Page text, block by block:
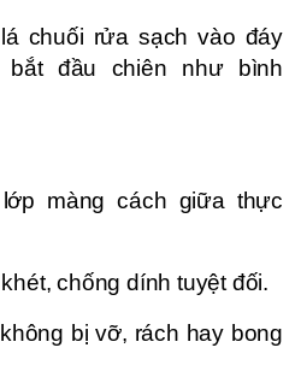
chuối rửa sạch vào đáy
đầu chiên như bình
màng cách giữa thực
chống dính tuyệt đối.
bị vỡ, rách hay bong